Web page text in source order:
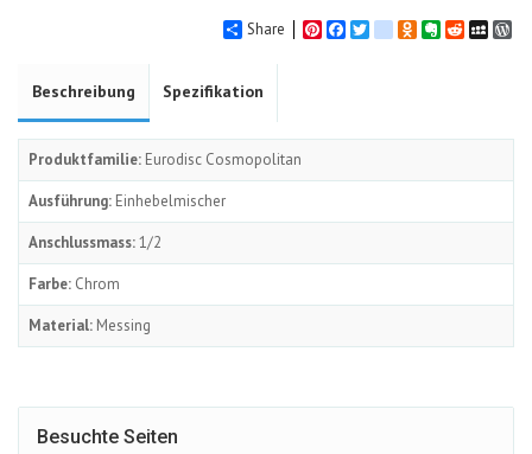
Share PinterestFacebook
Twittergoogle_bookmarks
Odnoklassniki
Evernote
Reddit
Beschreibung Spezifikation
Produktfamilie: Eurodisc Cosmopolitan
Ausführung: Einhebelmischer
Anschlussmass:1/2
Farbe: Chrom
Material: Messing
Besuchte Seiten